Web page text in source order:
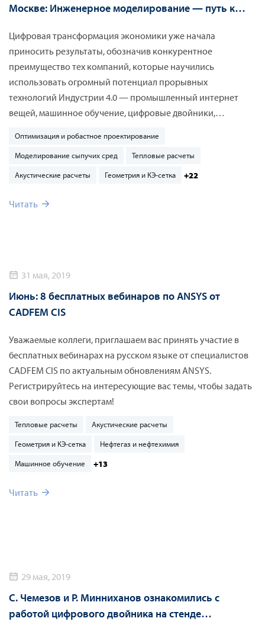
Москве: Инженерное моделирование — путь к
Цифровая трансформация экономики уже начала
приносить результаты, обозначив конкурентное
преимущество тех компаний, которые научились
использовать огромный потенциал прорывных
технологий Индустрии 4.0 — промышленный интернет
вещей, машинное обучение, цифровые двойники,
производстве, так и при эксплуатации оборудования и
промышленных объектов.
Оптимизация и робастное проектирование
Моделирование сыпучих сред Тепловые расчеты
Акустические расчеты Геометрия и КЭ-сетка +22
Читать
31 мая, 2019
Июнь: 8 бесплатных вебинаров по ANSYS от
CADFEM CIS
Уважаемые коллеги, приглашаем вас принять участие в
бесплатных вебинарах на русском языке от специалистов
CADFEM CIS по актуальным обновлениям ANSYS.
Регистрируйтесь на интересующие вас темы, чтобы задать
свои вопросы экспертам!
Тепловые расчеты Акустические расчеты
Геометрия и КЭ-сетка Нефтегаз и нефтехимия
Машинное обучение +13
Читать
29 мая, 2019
С. Чемезов и Р. Минниханов ознакомились с
работой цифрового двойника на стенде